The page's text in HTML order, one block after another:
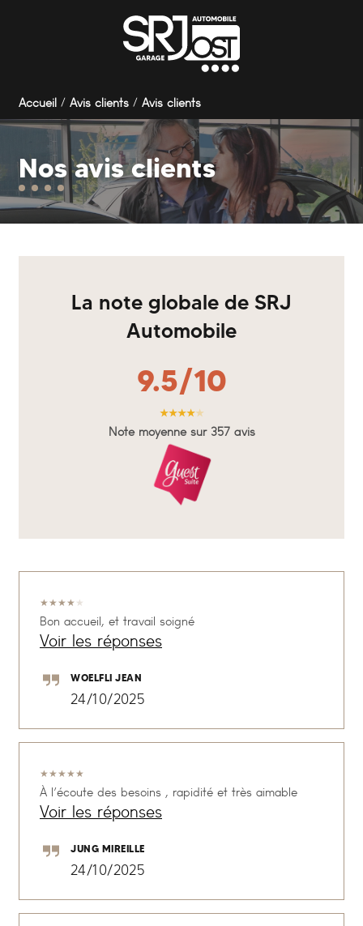
Accueil Avis clients Avis clients
Nos avis clients
La note globale de SRJ
Automobile
9.5/10
★★★★★
Note moyenne sur 357 avis
★★★★★
Bon accueil, et travail soigné
Voir les réponses
WOELFLI JEAN
24/10/2025
★★★★★
À l’écoute des besoins , rapidité et très aimable
Voir les réponses
JUNG MIREILLE
24/10/2025